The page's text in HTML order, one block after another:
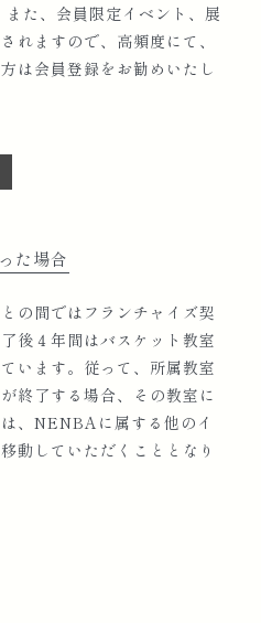
た、会員限定イベント、展
れますので、高頻度にて、
は会員登録をお勧めいたし
た場合
の間ではフランチャイズ契
後４年間はバスケット教室
います。従って、所属教室
終了する場合、その教室に
、NENBAに属する他のイ
動していただくこととなり